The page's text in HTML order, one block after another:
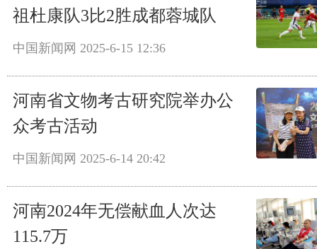
祖杜康队3比2胜成都蓉城队
中国新闻网 2025-6-15 12:36
河南省文物考古研究院举办公
众考古活动
中国新闻网 2025-6-14 20:42
河南2024年无偿献血人次达
115.7万